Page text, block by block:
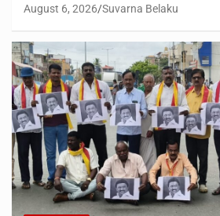
August 6, 2026 Suvarna Belaku